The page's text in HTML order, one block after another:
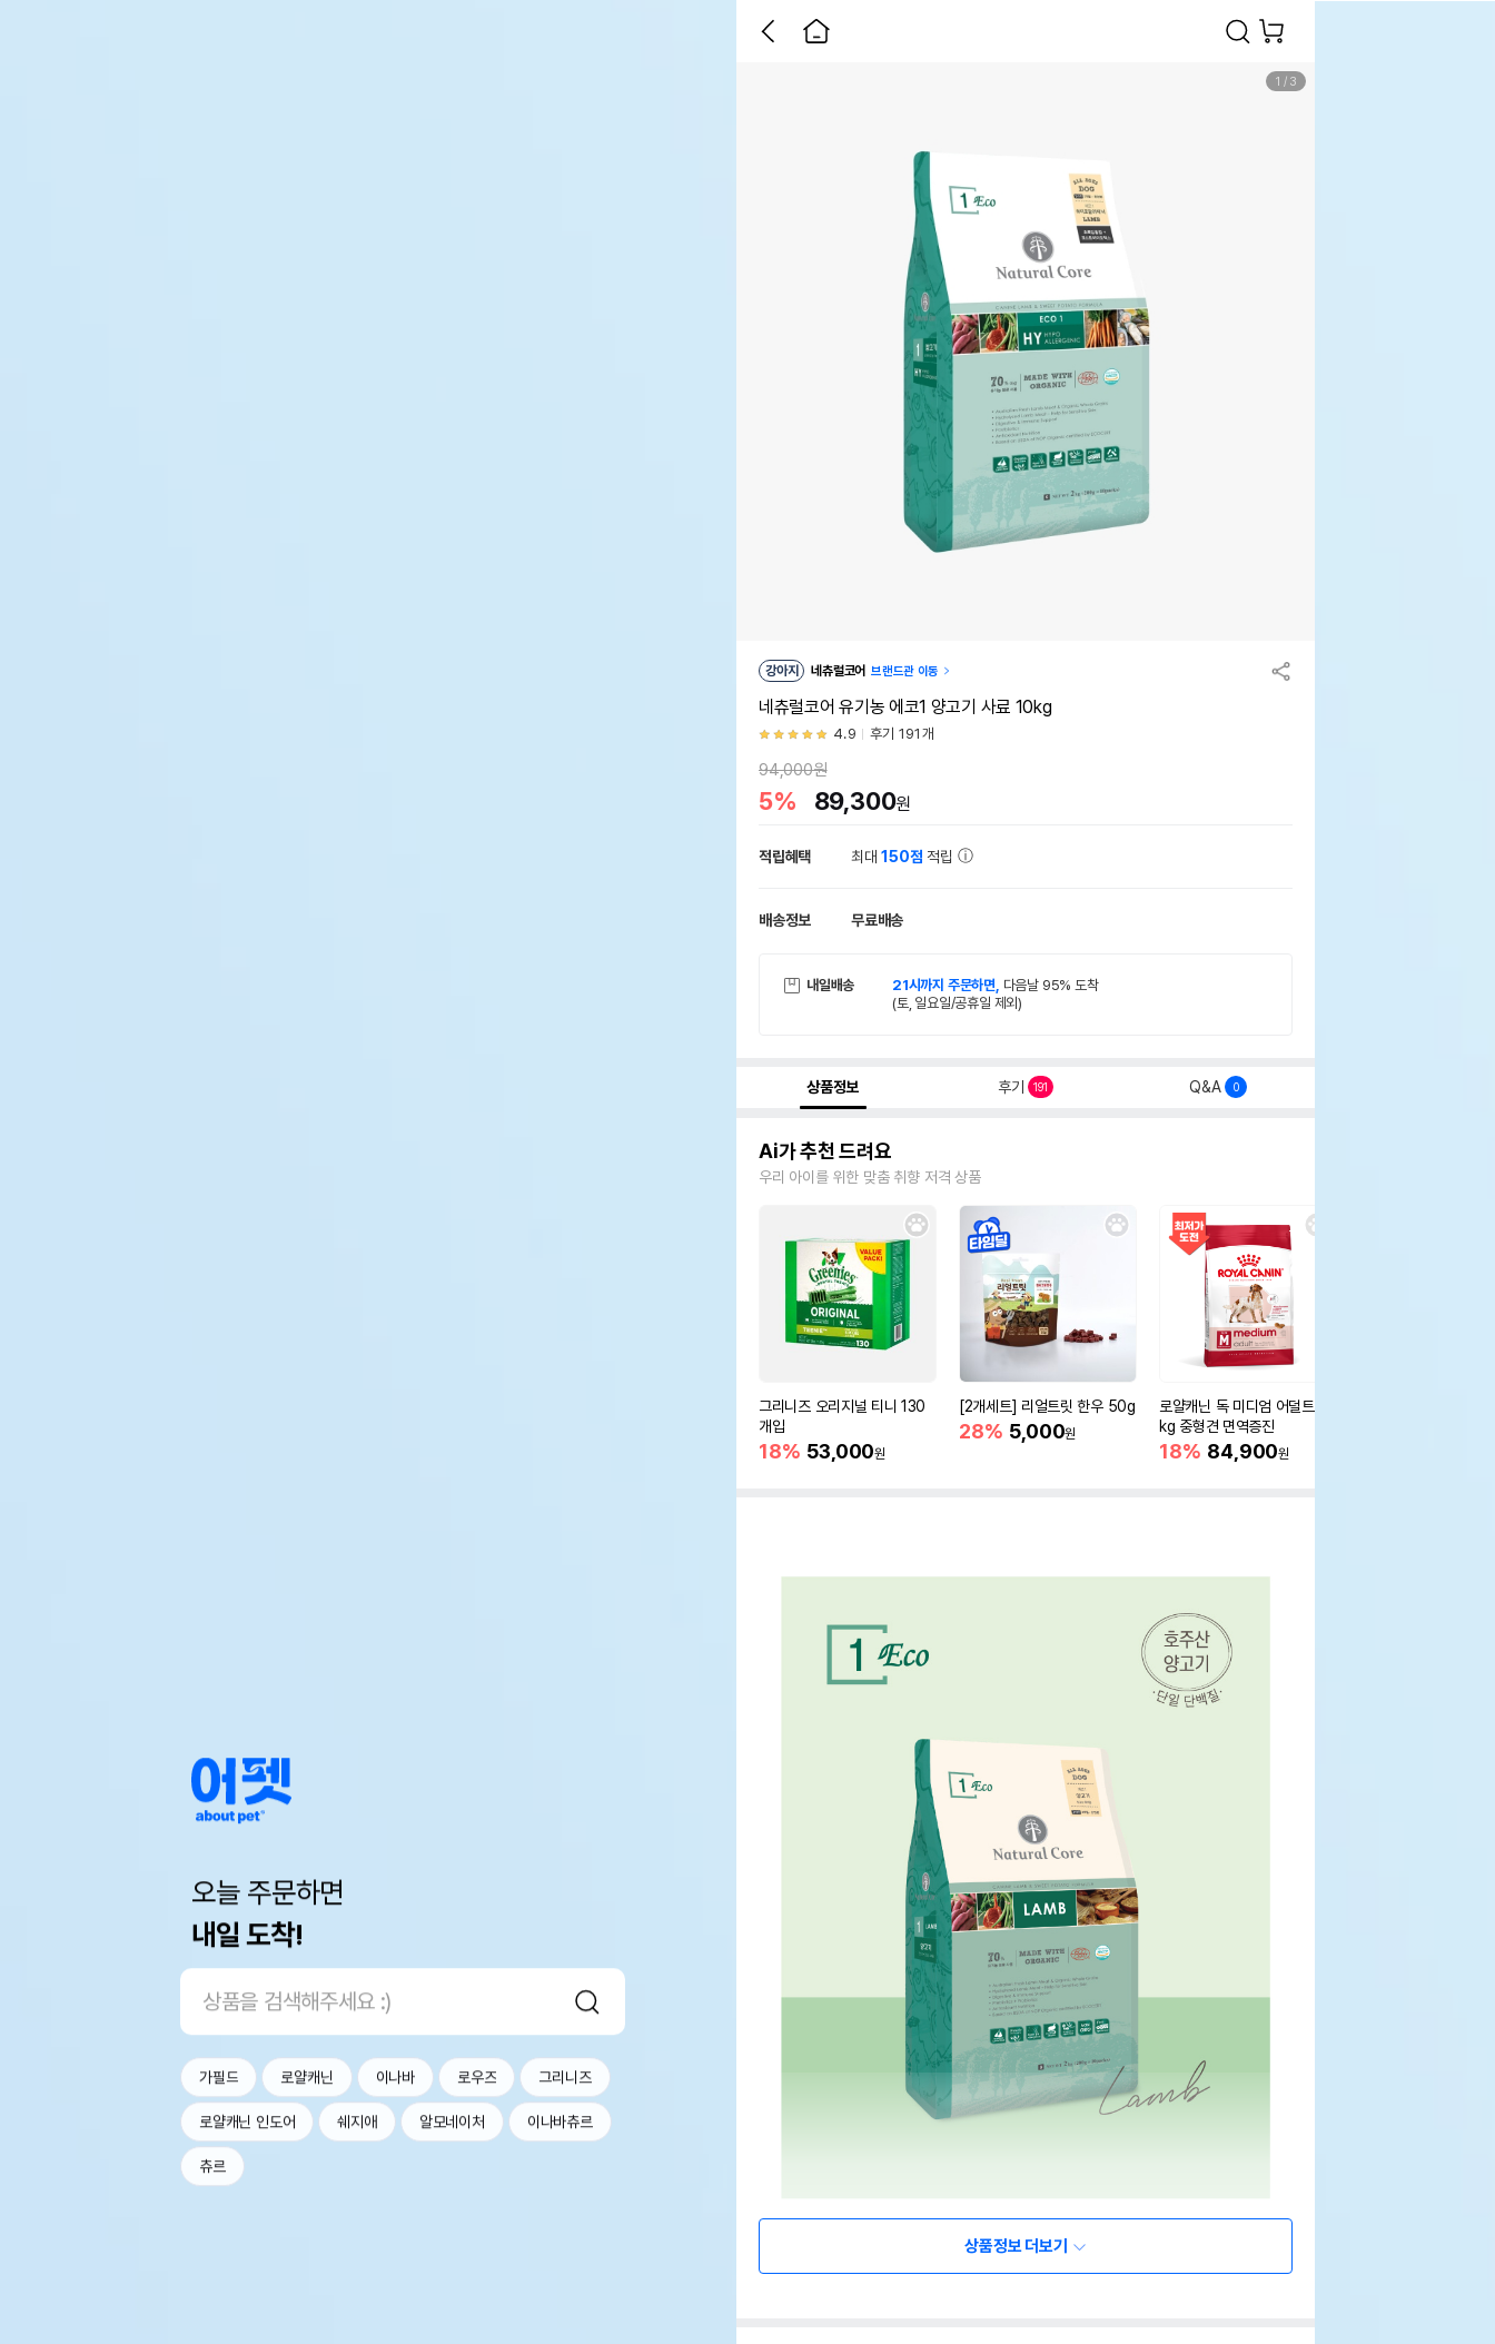
오늘 주문하면
내일 도착!
가필드 로얄캐닌 이나바 로우즈 그리니즈
로얄캐닌 인도어 쉐지애 알모네이처 이나바츄르
츄르
1 / 3
강아지 네츄럴코어 브랜드관 이동
네츄럴코어 유기농 에코1 양고기 사료 10kg
4.9 후기 191개
94,000원
5% 89,300원
적립혜택 최대150점 적립
배송정보 무료배송
내일배송 21시까지 주문하면, 다음날 95% 도착
(토, 일요일/공휴일 제외)
상품정보 후기 191 Q&A 0
Ai가 추천 드려요
우리 아이를 위한 맞춤 취향 저격 상품
그리니즈 오리지널 티니 130
개입
18% 53,000원
[2개세트] 리얼트릿 한우 50g
28% 5,000원
로얄캐닌 독 미디엄 어덜트 10
kg 중형견 면역증진
18% 84,900원
상품정보 더보기